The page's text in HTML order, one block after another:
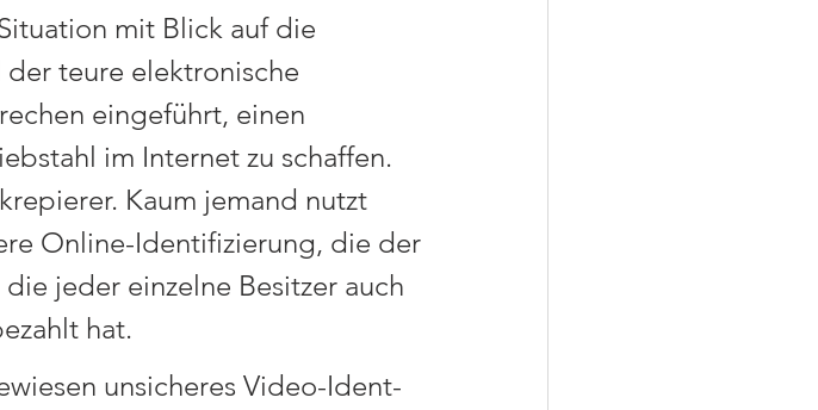
mit Blick auf die
teure elektronische
eingeführt, einen
im Internet zu schaffen.
Kaum jemand nutzt
Online-Identifizierung, die der
jeder einzelne Besitzer auch
hat.
unsicheres Video-Ident-